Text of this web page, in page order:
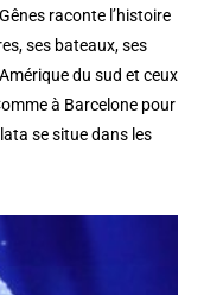
raconte l’histoire
ses bateaux, ses
du sud et ceux
à Barcelone pour
se situe dans les